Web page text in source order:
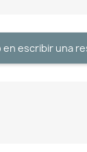
en escribir una